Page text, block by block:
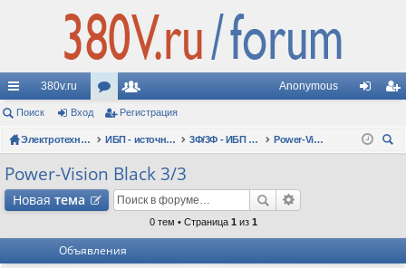
с
ы
лк
380v.ru
ор
ум
ол
ьз
ов
ат
и
Anonymous
д ис
Поиск Вход Регистрация
Электротехнические форумы ИБП - источники бесперебойного питания 3Ф/3Ф - ИБП N-POWER: трехфазные 10 - 10000 кВА - вопросы по моделям
Power-Vision Black 3/3
Power-Vision Black 3/3
Новая тема
0 тем • Страница 1 из 1
Объявления